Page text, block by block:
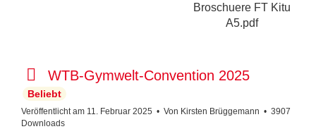
Broschuere FT Kitu
A5.pdf
p
d
f
WTB-Gymwelt-Convention 2025
Beliebt
Veröffentlicht am 11. Februar 2025 Von Kirsten Brüggemann
3907
Downloads